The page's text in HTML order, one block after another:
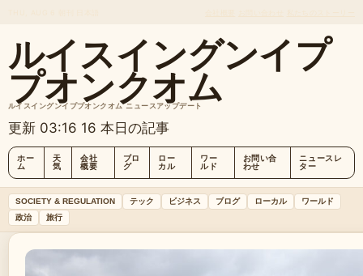
ルイスイングンイプ
プオンクオム
ルイスイングンイププオンクオム ニュースアップデート
更新 03:16 16 本日の記事
ホー
ム
天
気
会社
概要
ブロ
グ
ロー
カル
ワー
ルド
お問い合
わせ
ニュースレ
ター
SOCIETY & REGULATION テック ビジネス ブログ ローカル
ワールド
政治
旅行